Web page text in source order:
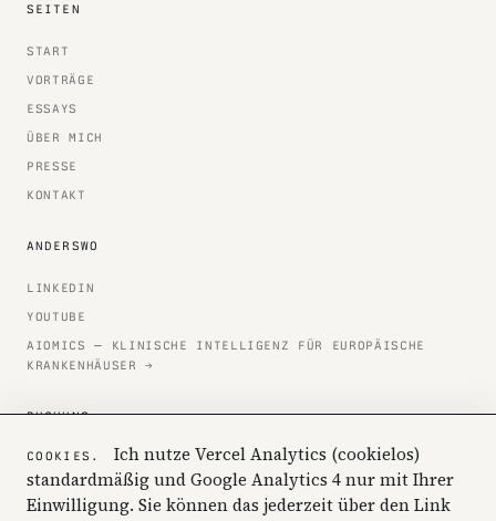
SEITEN
START
VORTRÄGE
ESSAYS
ÜBER MICH
PRESSE
KONTAKT
ANDERSWO
LINKEDIN
YOUTUBE
AIOMICS — KLINISCHE INTELLIGENZ FÜR EUROPÄISCHE
KRANKENHÄUSER →
BUCHUNG
KONTAKT@ATHENAS.DE
ANDERE ANLIEGEN →
COOKIES.
Ich nutze Vercel Analytics (cookielos)
standardmäßig und Google Analytics 4 nur mit Ihrer
Einwilligung. Sie können das jederzeit über den Link